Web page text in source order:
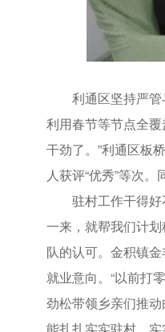
利通区坚持严管
利用春节等节点全
干劲了。”利通区板
人获评“优秀”等次
驻村工作干得好不
一来，就帮我们计
队的认可。金积镇
就业意向。“以前打
劲松带领乡亲们推